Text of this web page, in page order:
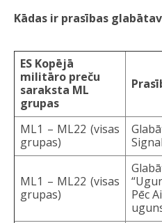
Kādas ir prasības
ES Kopējā
militāro preču
saraksta ML
grupas
ML1 – ML22 (visas
grupas)
ML1 – ML22 (visas
grupas)
Pēc